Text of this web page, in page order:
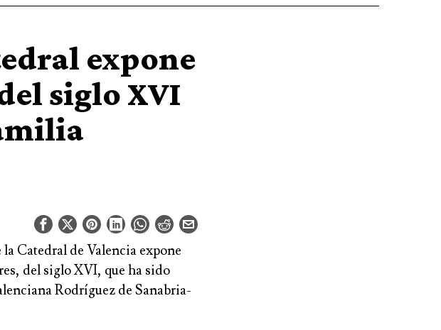
expone
siglo XVI
Catedral de Valencia expone
del siglo XVI, que ha sido
Rodríguez de Sanabria-